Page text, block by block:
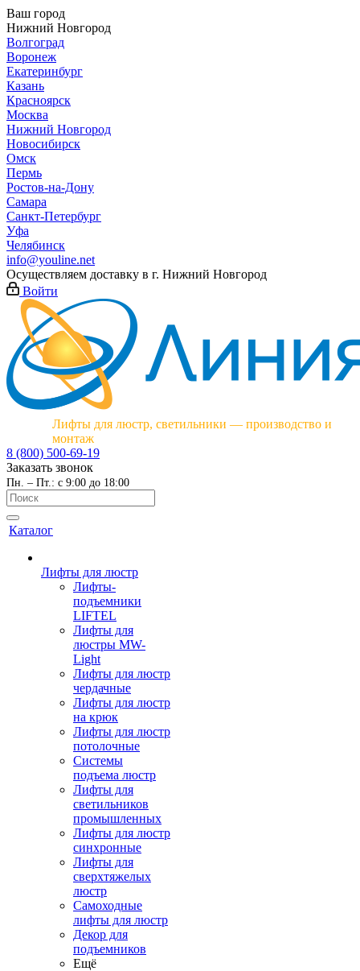
Ваш город
Нижний Новгород
Волгоград
Воронеж
Екатеринбург
Казань
Красноярск
Москва
Нижний Новгород
Новосибирск
Омск
Пермь
Ростов-на-Дону
Самара
Санкт-Петербург
Уфа
Челябинск
info@youline.net
Осуществляем доставку в г. Нижний Новгород
Войти
Лифты для люстр, светильники — производство и
монтаж
8 (800) 500-69-19
Заказать звонок
Пн. – Пт.: с 9:00 до 18:00
Каталог
Лифты для люстр
Лифты-
подъемники
LIFTEL
Лифты для
люстры MW-
Light
Лифты для люстр
чердачные
Лифты для люстр
на крюк
Лифты для люстр
потолочные
Системы
подъема люстр
Лифты для
светильников
промышленных
Лифты для люстр
синхронные
Лифты для
сверхтяжелых
люстр
Самоходные
лифты для люстр
Декор для
подъемников
Ещё